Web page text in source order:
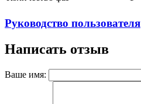
Руководство пользователя
Написать отзыв
Ваше имя: